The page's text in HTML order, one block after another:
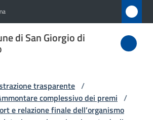
di San Giorgio di
trasparente /
complessivo dei premi /
e relazione finale dell’organismo